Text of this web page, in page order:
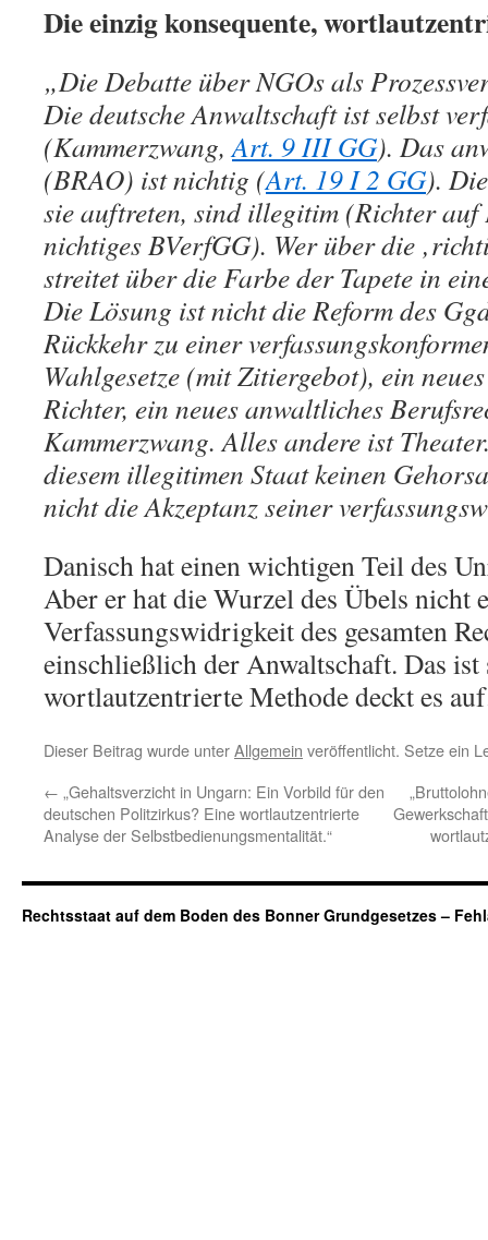
Die einzig konsequente,
„Die Debatte über NGOs als
Die deutsche Anwaltschaft ist selbst
(Kammerzwang,Art. 9 III GG). Das
(BRAO) ist nichtig (Art. 19 I 2 GG).
sie auftreten, sind illegitim (Richter auf
nichtiges BVerfGG). Wer über die
streitet über die Farbe der Tapete in
Die Lösung ist nicht die Reform des
Rückkehr zu einer
Wahlgesetze (mit Zitiergebot), ein
Richter, ein neues anwaltliches
Kammerzwang. Alles andere ist
diesem illegitimen Staat keinen
nicht die Akzeptanz seiner
Danisch hat einen wichtigen Teil des
Aber er hat die Wurzel des Übels nicht
Verfassungswidrigkeit des gesamten
einschließlich der Anwaltschaft. Das ist
wortlautzentrierte Methode deckt es
Dieser Beitrag wurde unterAllgemein veröffentlicht. Setze ein
← „Gehaltsverzicht in Ungarn: Ein Vorbild für den
deutschen Politzirkus? Eine wortlautzentrierte
Analyse der Selbstbedienungsmentalität.“
Rechtsstaat auf dem Boden des Bonner Grundgesetzes –